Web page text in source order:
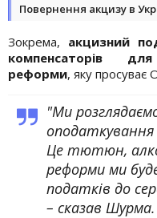
Повернення акцизу в
Зокрема, акцизний
компенсаторів
реформи, яку просуває
"Ми
Це тютюн,
реформи ми
податків до
– сказав Шурма.